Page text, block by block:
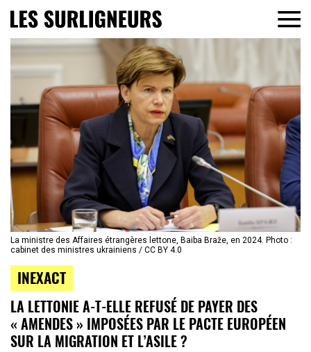
La ministre des Affaires étrangères lettone, Baiba Braže, en 2024. Photo :
cabinet des ministres ukrainiens / CC BY 4.0
INEXACT
LA LETTONIE A-T-ELLE REFUSÉ DE PAYER DES
« AMENDES » IMPOSÉES PAR LE PACTE EUROPÉEN
SUR LA MIGRATION ET L’ASILE ?